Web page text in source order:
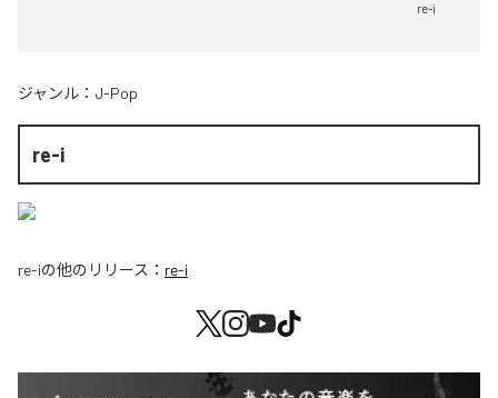
re-i
ジャンル： J-Pop
re-i
re-iの他のリリース： re-i